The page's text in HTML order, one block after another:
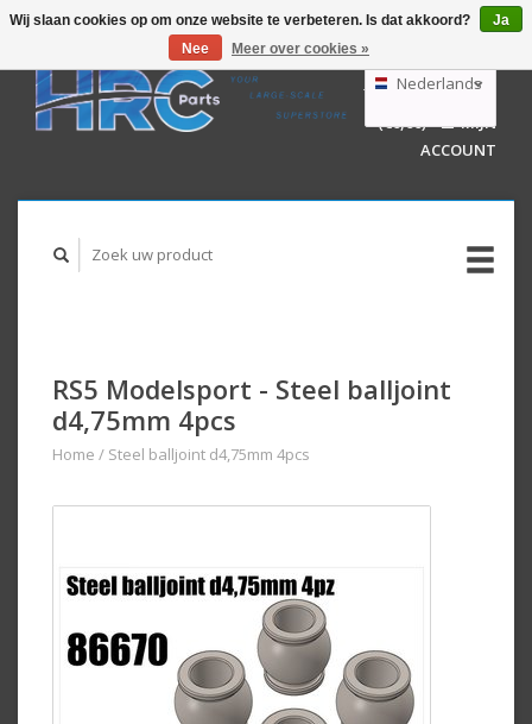
GBP
AUD
Nederlands
Deutsch
English
WINKELWAGEN
(€0,00)
MIJN
ACCOUNT
RS5 Modelsport - Steel balljoint
d4,75mm 4pcs
Home / Steel balljoint d4,75mm 4pcs
Wij slaan cookies op om onze website te verbeteren. Is dat akkoord?
Ja
Nee
Meer over cookies »